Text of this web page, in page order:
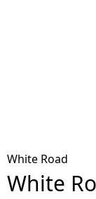
White Road
White